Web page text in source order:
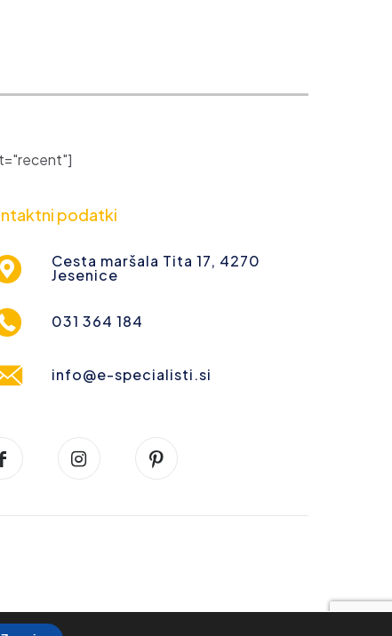
podatki
Cesta maršala Tita 17, 4270
Jesenice
031 364 184
info@e-specialisti.si